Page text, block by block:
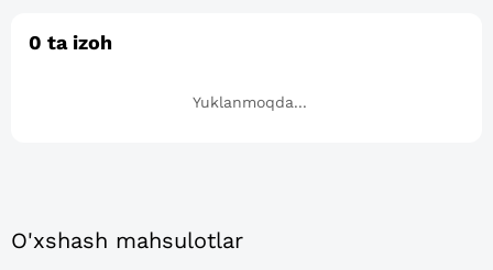
0 ta izoh
Yuklanmoqda...
O'xshash mahsulotlar